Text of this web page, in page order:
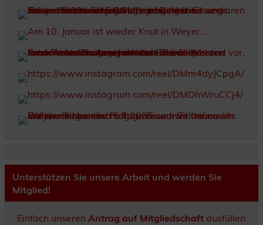
Unterstützen Sie unsere Arbeit und werden Sie
Mitglied!
Einfach unseren Antrag auf Mitgliedschaftausfüllen